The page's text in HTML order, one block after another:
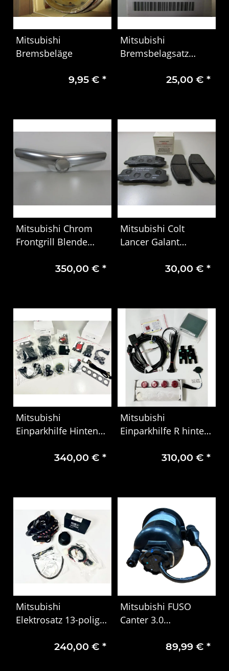
Mitsubishi
Bremsbeläge
9,95 € *
Mitsubishi
Bremsbelagsatz
25,00 €*
Mitsubishi Chrom
Frontgrill Blende
350,00 € *
Mitsubishi Colt
Lancer Galant
30,00 €*
Mitsubishi
Einparkhilfe Hinten
340,00 € *
Mitsubishi
Einparkhilfe R hinten
MZ350297AM310,00 €*
Mitsubishi
Elektrosatz 13-polig
240,00 € *
Mitsubishi FUSO
Canter 3.0
Dieselfilter ML239280
89,99 €*